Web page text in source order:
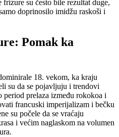
su često bile rezultat duge,
doprinosilo imidžu raskoši i
Pomak ka
18. vekom, ka kraju
su da se pojavljuju i trendovi
prelaza između rokokoa i
francuski imperijalizam i bečku
su počele da se vraćaju
i većim naglaskom na volumen